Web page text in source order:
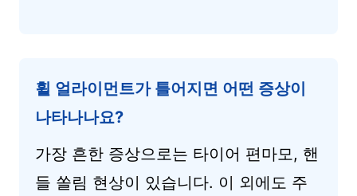
휠 얼라이먼트가 틀어지면 어떤 증상이
나타나나요?
가장 흔한 증상으로는 타이어 편마모, 핸
들 쏠림 현상이 있습니다. 이 외에도 주